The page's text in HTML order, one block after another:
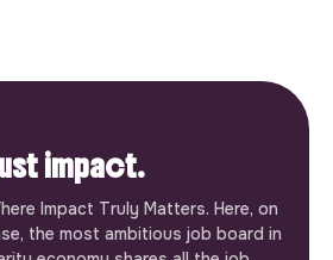
impact.
Impact Truly Matters. Here, on
the most ambitious job board in